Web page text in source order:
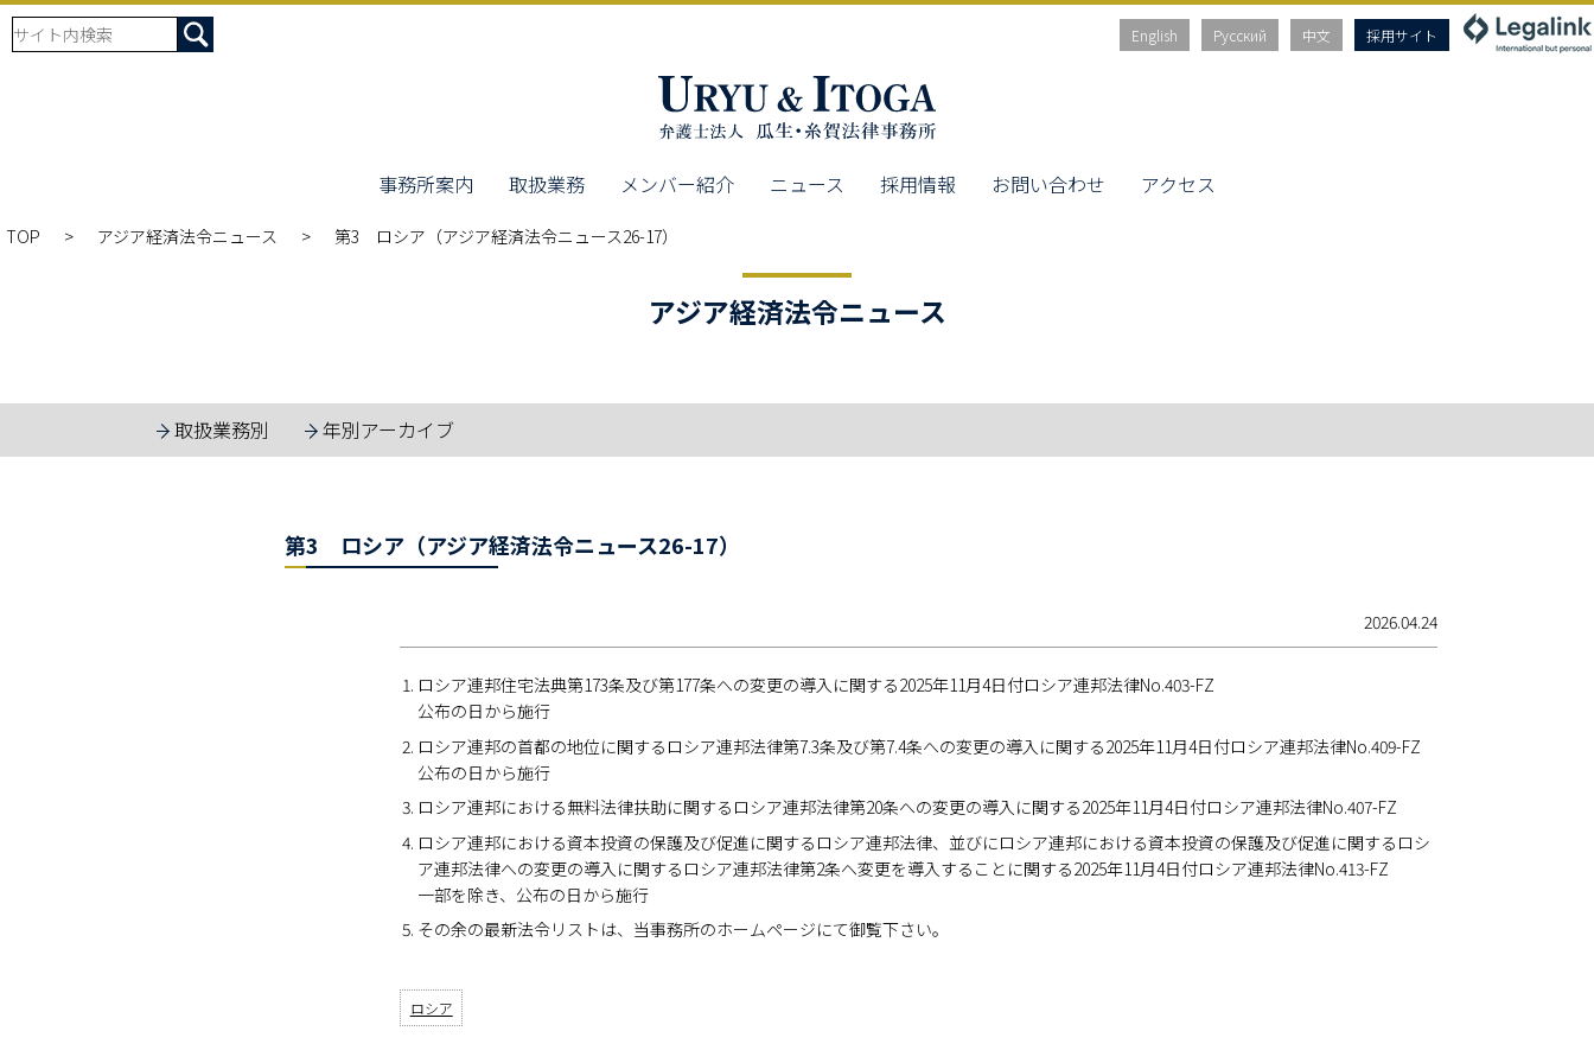
English Русский 中文 採用サイト
事務所案内 取扱業務 メンバー紹介 ニュース 採用情報 お問い合わせ アクセス
TOP アジア経済法令ニュース 第3 ロシア（アジア経済法令ニュース26-17）
アジア経済法令ニュース
取扱業務別 年別アーカイブ
第3 ロシア（アジア経済法令ニュース26-17）
2026.04.24
ロシア連邦住宅法典第173条及び第177条への変更の導入に関する2025年11月4日付ロシア連邦法律No.403-FZ
公布の日から施行
ロシア連邦の首都の地位に関するロシア連邦法律第7.3条及び第7.4条への変更の導入に関する2025年11月4日付ロシア連邦法律No.409-FZ
公布の日から施行
ロシア連邦における無料法律扶助に関するロシア連邦法律第20条への変更の導入に関する2025年11月4日付ロシア連邦法律No.407-FZ
ロシア連邦における資本投資の保護及び促進に関するロシア連邦法律、並びにロシア連邦における資本投資の保護及び促進に関するロシ
ア連邦法律への変更の導入に関するロシア連邦法律第2条へ変更を導入することに関する2025年11月4日付ロシア連邦法律No.413-FZ
一部を除き、公布の日から施行
その余の最新法令リストは、当事務所のホームページにて御覧下さい。
ロシア